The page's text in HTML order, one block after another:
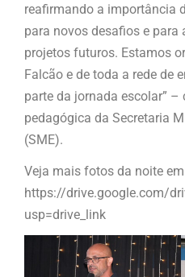
reafirmando a importância
para novos desafios e para
projetos futuros. Estamos
Falcão e de toda a rede de
parte da jornada escolar” –
pedagógica da Secretaria
(SME).
Veja mais fotos da noite em
https://drive.google.com/
usp=drive_link